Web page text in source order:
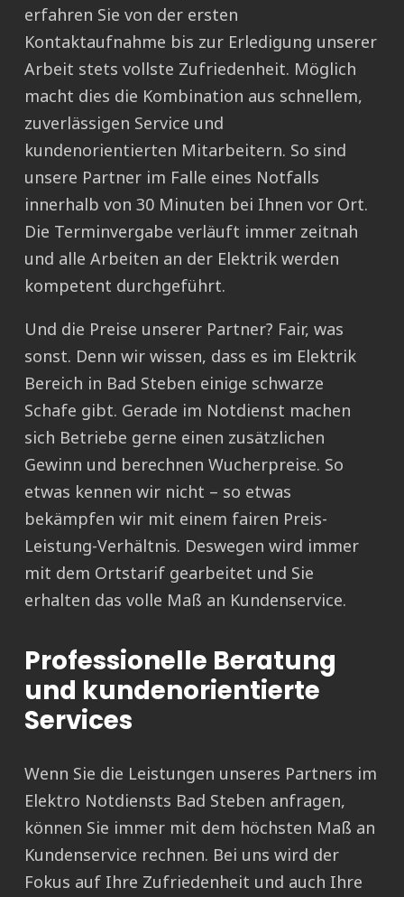
erfahren Sie von der ersten
Kontaktaufnahme bis zur Erledigung unserer
Arbeit stets vollste Zufriedenheit. Möglich
macht dies die Kombination aus schnellem,
zuverlässigen Service und
kundenorientierten Mitarbeitern. So sind
unsere Partner im Falle eines Notfalls
innerhalb von 30 Minuten bei Ihnen vor Ort.
Die Terminvergabe verläuft immer zeitnah
und alle Arbeiten an der Elektrik werden
kompetent durchgeführt.
Und die Preise unserer Partner? Fair, was
sonst. Denn wir wissen, dass es im Elektrik
Bereich in Bad Steben einige schwarze
Schafe gibt. Gerade im Notdienst machen
sich Betriebe gerne einen zusätzlichen
Gewinn und berechnen Wucherpreise. So
etwas kennen wir nicht – so etwas
bekämpfen wir mit einem fairen Preis-
Leistung-Verhältnis. Deswegen wird immer
mit dem Ortstarif gearbeitet und Sie
erhalten das volle Maß an Kundenservice.
Professionelle Beratung
und kundenorientierte
Services
Wenn Sie die Leistungen unseres Partners im
Elektro Notdiensts Bad Steben anfragen,
können Sie immer mit dem höchsten Maß an
Kundenservice rechnen. Bei uns wird der
Fokus auf Ihre Zufriedenheit und auch Ihre